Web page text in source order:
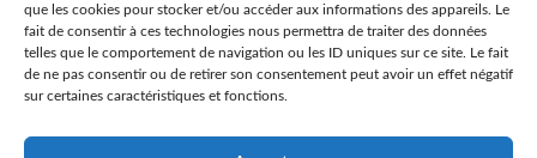
que les cookies pour stocker et/ou accéder aux informations des appareils. Le
fait de consentir à ces technologies nous permettra de traiter des données
telles que le comportement de navigation ou les ID uniques sur ce site. Le fait
de ne pas consentir ou de retirer son consentement peut avoir un effet négatif
sur certaines caractéristiques et fonctions.